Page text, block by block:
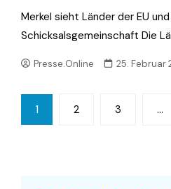
Merkel sieht Länder der EU
Schicksalsgemeinschaft Die
Presse.Online 25. Februar
der
1 2 3 …